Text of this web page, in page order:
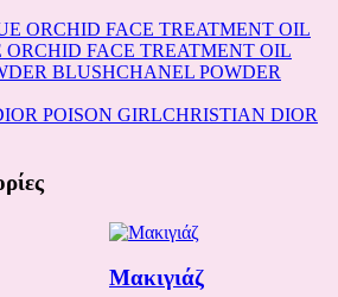
FACE TREATMENT OIL
CHANEL POWDER
CHRISTIAN DIOR
Μακιγιάζ